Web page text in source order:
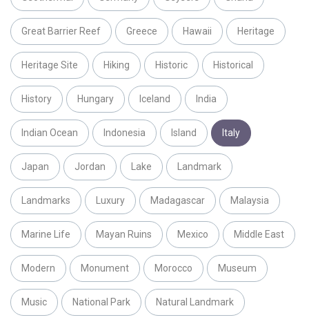
Great Barrier Reef Greece Hawaii Heritage
Heritage Site Hiking Historic Historical
History Hungary Iceland India
Indian Ocean Indonesia Island Italy
Japan Jordan Lake Landmark
Landmarks Luxury Madagascar Malaysia
Marine Life Mayan Ruins Mexico Middle East
Modern Monument Morocco Museum
Music National Park Natural Landmark